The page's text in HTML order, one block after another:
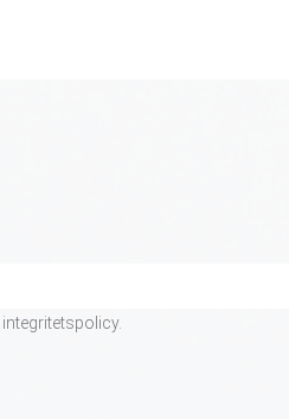
integritetspolicy.